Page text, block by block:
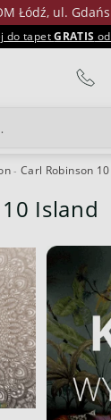
Łódź, ul.
do tapetGRATIS
Carl Robinson
Island